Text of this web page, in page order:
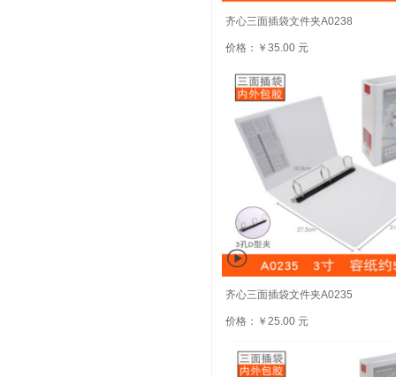
齐心三面插袋文件夹A0238
价格：￥35.00 元
齐心三面插袋文件夹A0235
价格：￥25.00 元